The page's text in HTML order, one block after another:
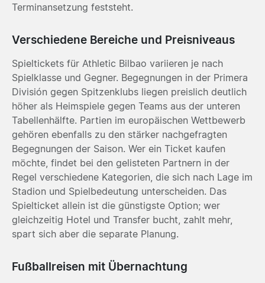
Terminansetzung feststeht.
Verschiedene Bereiche und Preisniveaus
Spieltickets für Athletic Bilbao variieren je nach
Spielklasse und Gegner. Begegnungen in der Primera
División gegen Spitzenklubs liegen preislich deutlich
höher als Heimspiele gegen Teams aus der unteren
Tabellenhälfte. Partien im europäischen Wettbewerb
gehören ebenfalls zu den stärker nachgefragten
Begegnungen der Saison. Wer ein Ticket kaufen
möchte, findet bei den gelisteten Partnern in der
Regel verschiedene Kategorien, die sich nach Lage im
Stadion und Spielbedeutung unterscheiden. Das
Spielticket allein ist die günstigste Option; wer
gleichzeitig Hotel und Transfer bucht, zahlt mehr,
spart sich aber die separate Planung.
Fußballreisen mit Übernachtung